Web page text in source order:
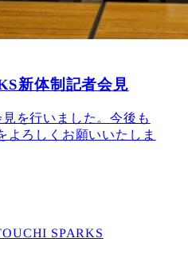
新体制記者会見
を行いました。今後も
よろしくお願いいたしま
SPARKS